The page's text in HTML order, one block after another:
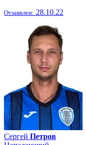
Отзаявлен: 28.10.22
Сергей Петров